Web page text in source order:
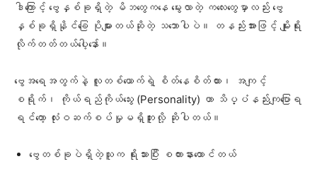
ဒါကြောင့် ဗွေနှစ်ခုရှိတဲ့ မိဘတွေကနေ မွေးလာတဲ့ ကလေးတွေမှာလည်း ဗွေ
နှစ်ခုရှိနိုင်ခြေ ပိုများတယ်ဆိုတဲ့ သဘောပါပဲ။ တနည်းအားဖြင့် မျိုးရိုး
လိုက်တတ်တယ်ပေါ့နော်။
ဗွေအရေအတွက်နဲ့ လူတစ်ယောက်ရဲ့ စိတ်နေစိတ်ထား၊ အကျင့်
စရိုက်၊ ကိုယ်ရည်ကိုယ်သွေး (Personality) ဟာ သိပ္ပံနည်းကျပြောရ
ရင်တော့ လုံးဝဆက်စပ်မှုမရှိဘူးလို့ ဆိုပါတယ်။
ဗွေတစ်ခုပဲရှိတဲ့သူက ရိုးသားပြီး စကားနားထောင်တယ်